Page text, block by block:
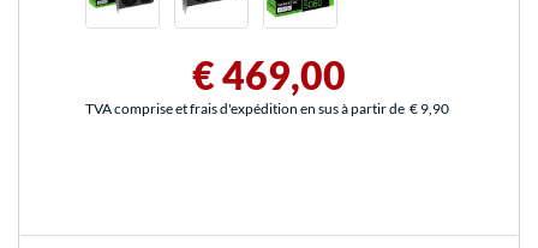
€ 469,00
TVA comprise et frais d'expédition en sus à partir de € 9,90